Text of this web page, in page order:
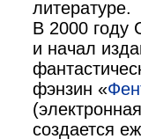
литературе.
В 2000 году
и начал
фэнзин «
создается